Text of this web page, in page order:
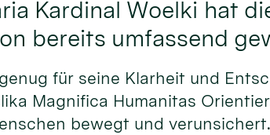
Kardinal Woelki hat
bereits umfassend
für seine Klarheit und
Magnifica Humanitas
bewegt und